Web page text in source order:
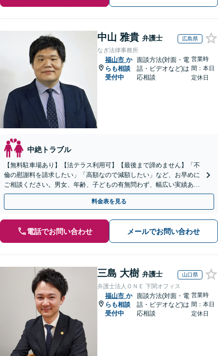
中山 雅貴 弁護士 広島県
なぎ法律事務所
福山市 か
らも相談
受付中
面談方法(対面・電
話・ビデオなど)は
応相談
営業時
間：本日
定休日
中絶トラブル
【無料駐車場あり】【法テラス利用可】【最後まで諦めません】「不
倫の慰謝料を請求したい」「高額なので減額したい」など、お早めに
ご相談ください。男女、年齢、子どもの有無問わず、幅広い実績あ
り。当日相談も可能な限り対応【子連れ相談可】【秘密厳守】
料金表を見る
電話でお問い合わせ メールでお問い合わせ
三島 大樹 弁護士 山口県
弁護士法人ＯＮＥ 下関オフィス
福山市 か
らも相談
受付中
面談方法(対面・電
話・ビデオなど)は
応相談
営業時
間：本日
定休日